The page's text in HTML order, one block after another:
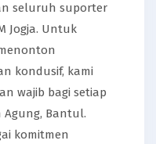
seluruh suporter
Jogja. Untuk
kondusif, kami
wajib bagi setiap
Bantul.
komitmen